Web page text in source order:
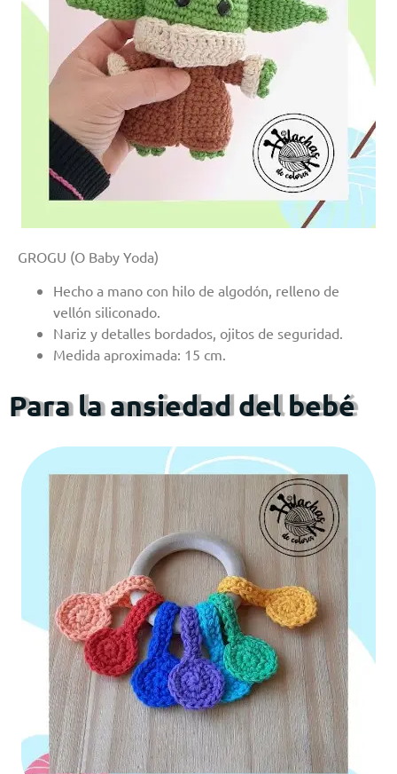
GROGU (O Baby Yoda)
Hecho a mano con hilo de algodón, relleno de
vellón siliconado.
Nariz y detalles bordados, ojitos de seguridad.
Medida aproximada: 15 cm.
Para la ansiedad del bebé